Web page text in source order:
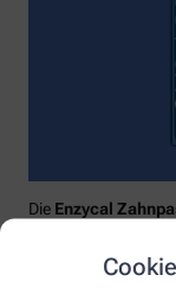
Die Enzycal
Enzymen deine